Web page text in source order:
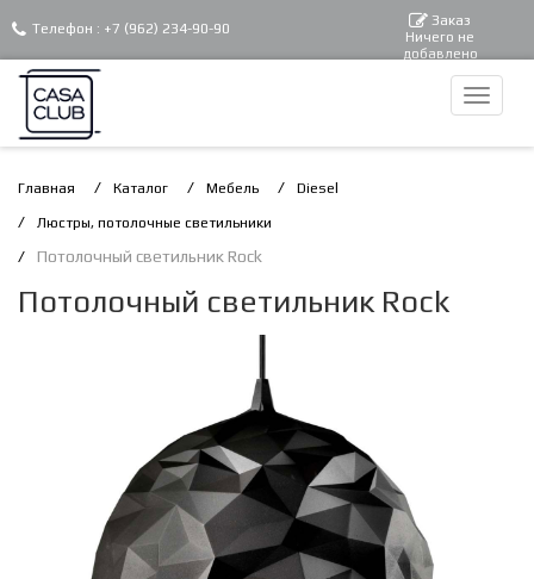
Телефон : +7 (962) 234-90-90 Заказ
Ничего не
добавлено
Главная Каталог Мебель Diesel
Люстры, потолочные светильники
Потолочный светильник Rock
Потолочный светильник Rock